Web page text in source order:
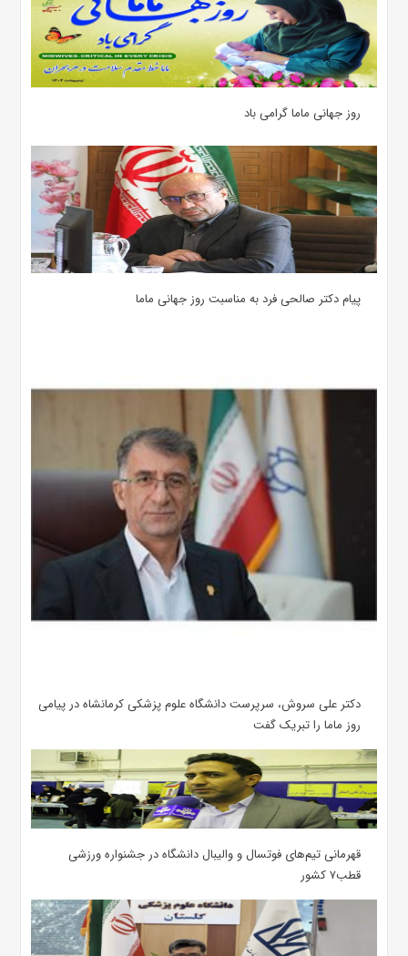
روز جهانی ماما گرامی باد
پیام دکتر صالحی فرد به مناسبت روز جهانی ماما
دکتر علی سروش، سرپرست دانشگاه علوم پزشکی کرمانشاه در پیامی
روز ماما را تبریک گفت
قهرمانی تیم‌های فوتسال و والیبال دانشگاه در جشنواره ورزشی
قطب۷ کشور